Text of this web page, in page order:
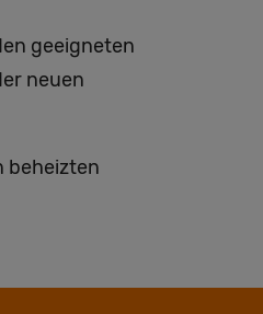
geeigneten
neuen
beheizten